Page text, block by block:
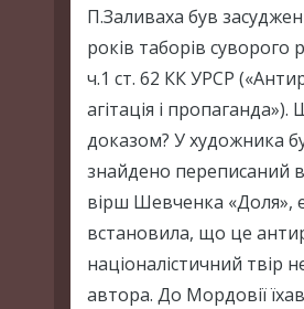
П.Заливаха був
років таборів суворого
ч.1 ст. 62 КК УРСР
агітація і
доказом? У художника
знайдено переписаний
вірш Шевченка «Доля»,
встановила, що це
націоналістичний твір
автора. До Мордовії